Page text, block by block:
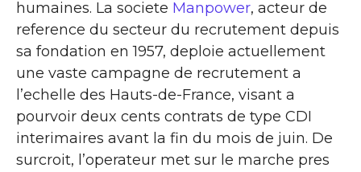
humaines. La societe Manpower, acteur de
reference du secteur du recrutement depuis
sa fondation en 1957, deploie actuellement
une vaste campagne de recrutement a
l’echelle des Hauts-de-France, visant a
pourvoir deux cents contrats de type CDI
interimaires avant la fin du mois de juin. De
surcroit, l’operateur met sur le marche pres